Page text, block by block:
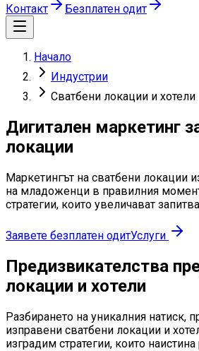
Контакт Безплатен одит
Начало
Индустрии
Сватбени локации и хотели
Дигитален маркетинг
локации
Маркетингът на сватбени локации
на младоженци в правилния
стратегии, които увеличават
Заявете безплатен одитУслуги
Предизвикателства
локации и хотели
Разбирането на уникалния натиск,
изправени сватбени локации и
изградим стратегии, които наистина